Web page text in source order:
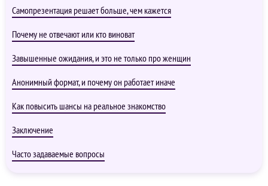
Самопрезентация решает больше, чем кажется
Почему не отвечают или кто виноват
Завышенные ожидания, и это не только про женщин
Анонимный формат, и почему он работает иначе
Как повысить шансы на реальное знакомство
Заключение
Часто задаваемые вопросы